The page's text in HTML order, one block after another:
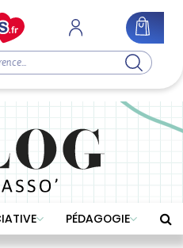
PÉDAGOGIE